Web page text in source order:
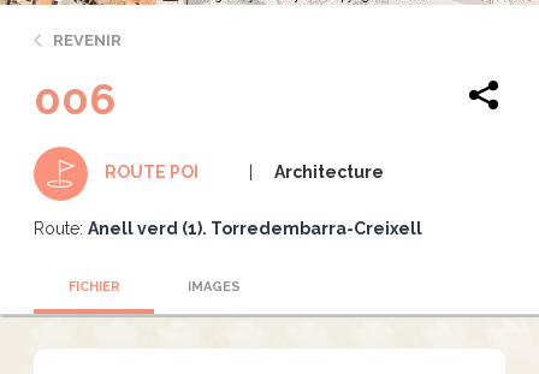
REVENIR
006
ROUTE POI Architecture
Route: Anell verd (1). Torredembarra-Creixell
FICHIER IMAGES